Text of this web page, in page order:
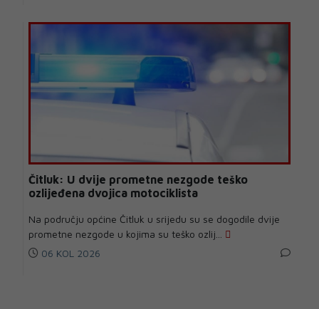
Čitluk: U dvije prometne nezgode teško
ozlijeđena dvojica motociklista
Na području općine Čitluk u srijedu su se dogodile dvije
prometne nezgode u kojima su teško ozlij...
06 KOL 2026